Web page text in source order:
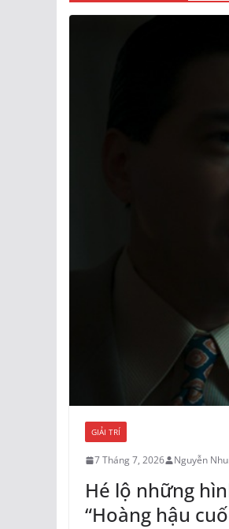
GIẢI TRÍ
7 Tháng 7, 2026 Nguyễn
Hé lộ những
“Hoàng hậu